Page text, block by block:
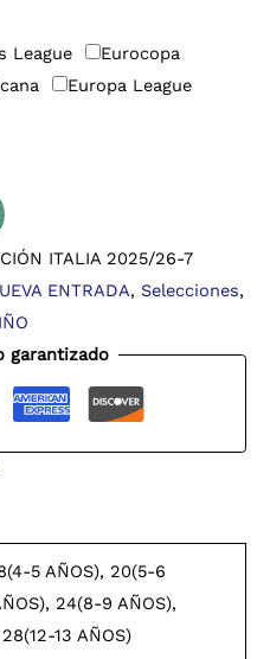
League
Eurocopa
Europa League
ITALIA 2025/26-7
ENTRADA, Selecciones,
garantizado
5 AÑOS), 20(5-6
24(8-9 AÑOS),
13 AÑOS)